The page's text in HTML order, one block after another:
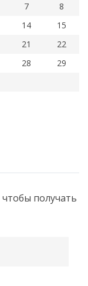
7
8
14
15
21
22
28
29
получать